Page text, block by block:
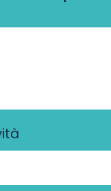
le-Rideau
le-Rideau